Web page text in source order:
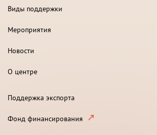
Виды поддержки
Мероприятия
Новости
О центре
Поддержка экспорта
Фонд финансирования